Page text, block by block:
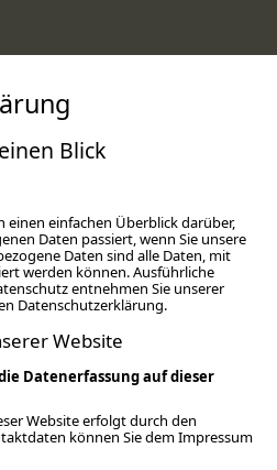
Blick
einen einfachen Überblick darüber,
Daten passiert, wenn Sie unsere
Daten sind alle Daten, mit
werden können. Ausführliche
entnehmen Sie unserer
Datenschutzerklärung.
Website
Datenerfassung auf dieser
Website erfolgt durch den
können Sie dem Impressum